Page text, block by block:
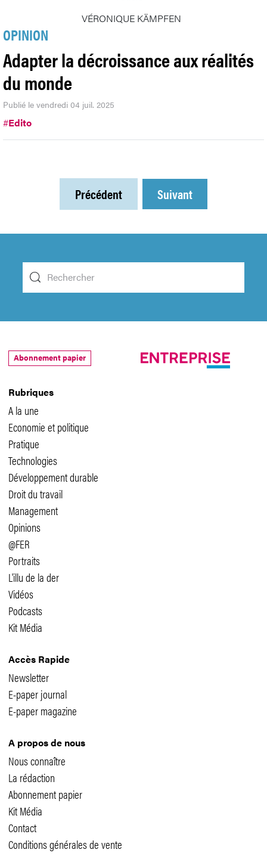
VÉRONIQUE KÄMPFEN
OPINION
Adapter la décroissance aux réalités
du monde
Publié le vendredi 04 juil. 2025
#Edito
Précédent Suivant
Rubriques
A la une
Economie et politique
Pratique
Technologies
Développement durable
Droit du travail
Management
Opinions
@FER
Portraits
L'illu de la der
Vidéos
Podcasts
Kit Média
Accès Rapide
Newsletter
E-paper journal
E-paper magazine
A propos de nous
Nous connaître
La rédaction
Abonnement papier
Kit Média
Contact
Conditions générales de vente
Abonnement papier